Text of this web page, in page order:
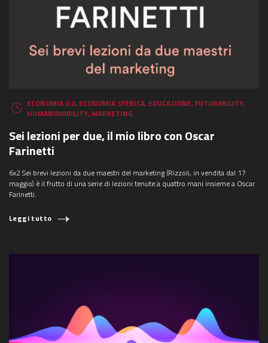
ECONOMIA 0.0, ECONOMIA SFERICA, EDUCAZIONE, FUTURABILITY,
HUMANOVABILITY, MARKETING
Sei lezioni per due, il mio libro con Oscar
Farinetti
6x2 Sei brevi lezioni da due maestri del marketing (Rizzoli, in vendita dal 17
maggio) è il frutto di una serie di lezioni tenute a quattro mani insieme a Oscar
Farinetti.
Leggi tutto